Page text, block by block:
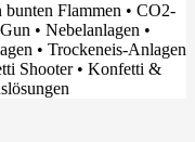
bunten Flammen • CO2-
• Nebelanlagen •
• Trockeneis-Anlagen
Shooter • Konfetti &